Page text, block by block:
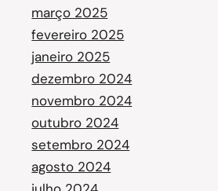
março 2025
fevereiro 2025
janeiro 2025
dezembro 2024
novembro 2024
outubro 2024
setembro 2024
agosto 2024